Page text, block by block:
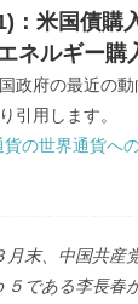
：米国債購
ネルギー購
政府の最近の
引用します。
貨の世界通貨へ
月末、中国共産
５である李長春